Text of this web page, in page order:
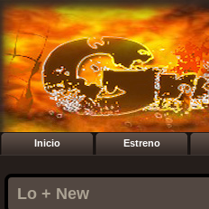
Inicio Estreno
Lo + New